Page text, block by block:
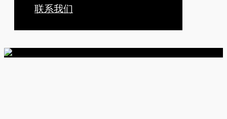
联系我们